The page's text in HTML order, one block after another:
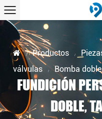
/ Productos /
válvulas
/ Bomba
FUNDICIÓN
DOBLE,